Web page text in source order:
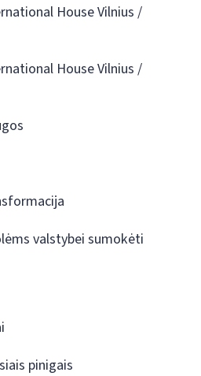
House Vilnius /
House Vilnius /
valstybei sumokėti
pinigais